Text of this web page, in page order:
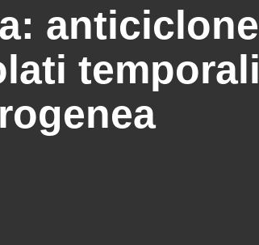
anticiclone
temporali